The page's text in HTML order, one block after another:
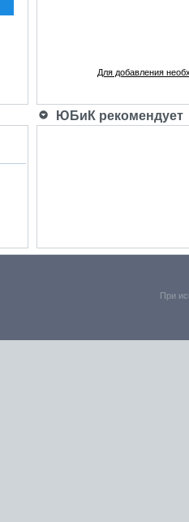
Для добавления
ЮБиК рекомендует
При